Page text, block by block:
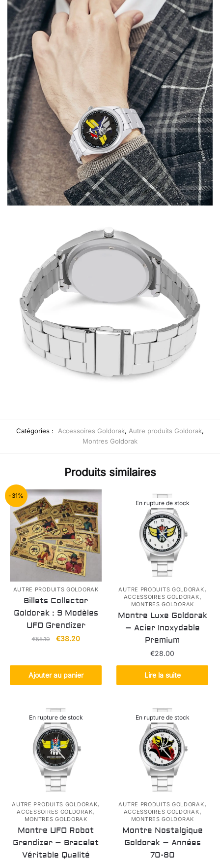
Catégories : Accessoires Goldorak, Autre produits Goldorak,
Montres Goldorak
Produits similaires
-31%
AUTRE PRODUITS GOLDORAK
Billets Collector
Goldorak : 9 Modèles
UFO Grendizer
€55.10
Le
€55.10.
€38.20Le
Ajouter au panier
En rupture de stock
AUTRE PRODUITS GOLDORAK,
ACCESSOIRES GOLDORAK,
MONTRES GOLDORAK
Montre Luxe Goldorak
– Acier Inoxydable
Premium
€28.00
Lire la suite
En rupture de stock
AUTRE PRODUITS GOLDORAK,
ACCESSOIRES GOLDORAK,
MONTRES GOLDORAK
Montre UFO Robot
Grendizer – Bracelet
Véritable Qualité
En rupture de stock
AUTRE PRODUITS GOLDORAK,
ACCESSOIRES GOLDORAK,
MONTRES GOLDORAK
Montre Nostalgique
Goldorak – Années
70-80